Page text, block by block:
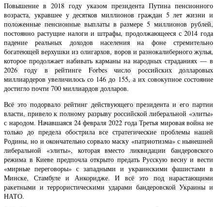
Повышение в 2018 году указом президента Путина пенсионного
возраста, укравшее у десятков миллионов граждан 5 лет жизни и
положенные пенсионные выплаты в размере 5 миллионов рублей,
постоянно растущие налоги и штрафы, продолжающееся с 2014 года
падение реальных доходов населения на фоне стремительно
богатеющей верхушки из олигархов, воров и разнокалиберного жулья,
которое продолжает набивать карманы на народных страданиях — в
2026 году в рейтинге Forbes число российских долларовых
миллиардеров увеличилось со 146 до 155, а их совокупное состояние
достигло почти 700 миллиардов долларов.
Всё это подорвало рейтинг действующего президента и его партии
власти, привело к полному разрыву российской либеральной «элиты»
с народом. Начавшаяся 24 февраля 2022 года Третья мировая война не
только до предела обострила все стратегические проблемы нашей
Родины, но и окончательно сорвало маску «патриотизма» с нынешней
либеральной «элиты», которая вместо ликвидации бандеровского
режима в Киеве предпочла открыто предать Русскую весну и вести
«мирные переговоры» с западными и украинскими фашистами в
Минске, Стамбуле и Анкоридже. И всё это под нарастающими
ракетными и террористическими ударами бандеровской Украины и
НАТО.